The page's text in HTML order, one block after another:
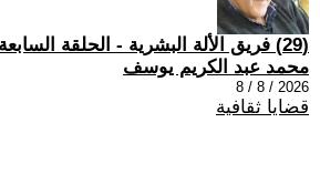
(29) فريق الألة البشرية - الحلقة السابعة والأخيرة
محمد عبد الكريم يوسف
2026 / 8 / 8
قضايا ثقافية